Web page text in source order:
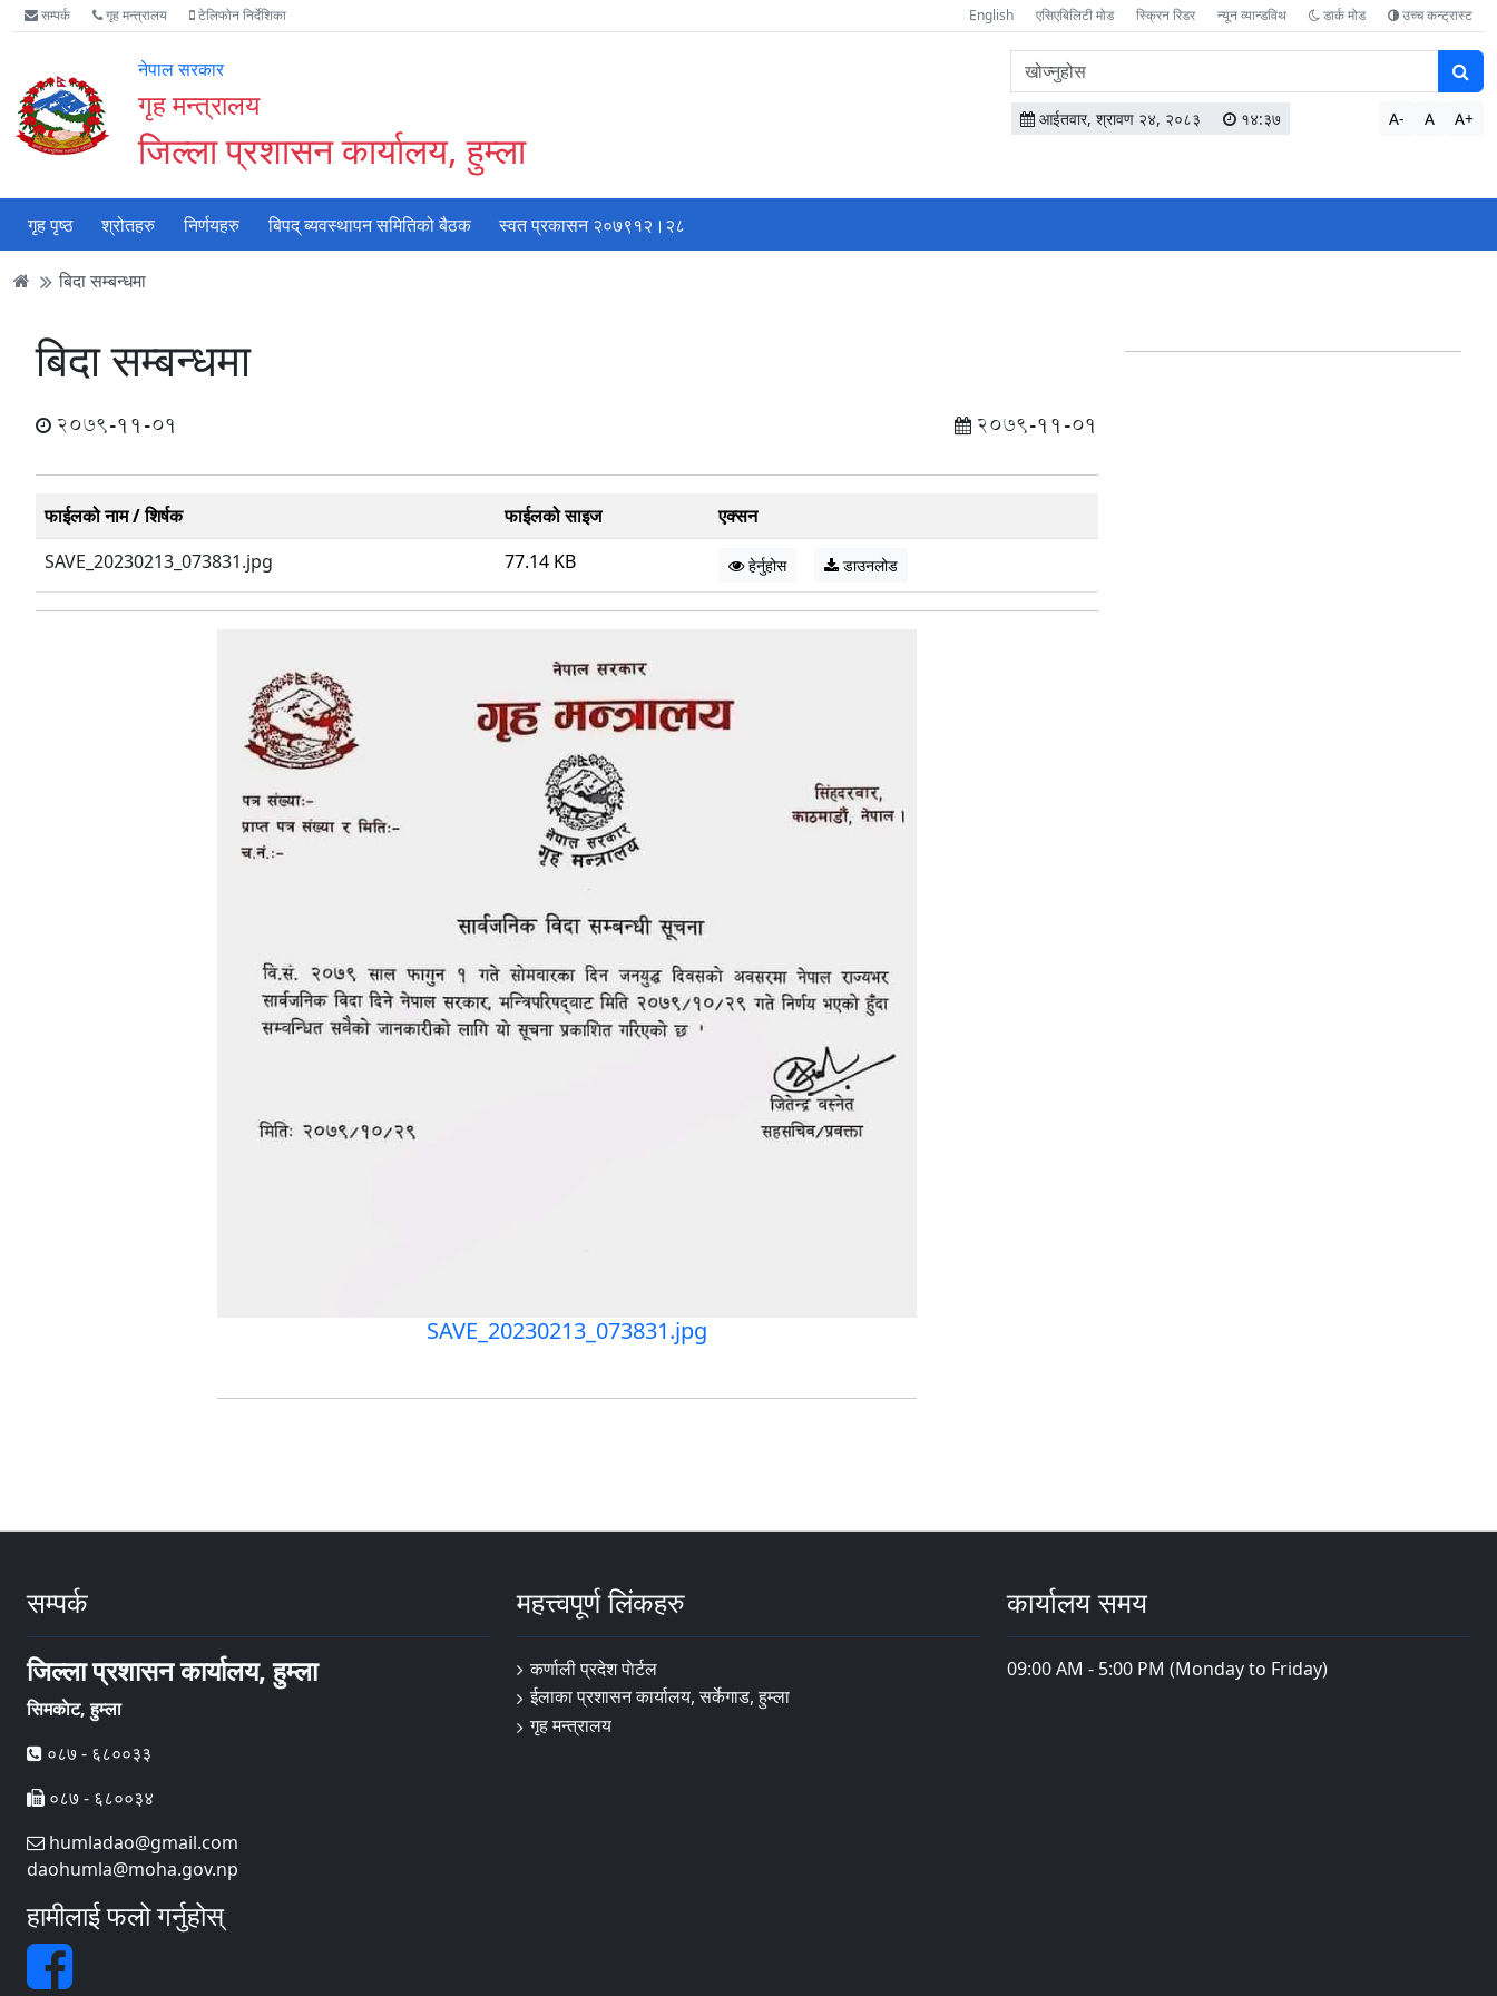
Accessibility
Mode
गर्नुहोस्
मुख्य
सामाग्री
मुख्य
नेभिगेसन
वेबसाइट
खोजमा
सम्पर्क गृह मन्त्रालय टेलिफोन निर्देशिका English एसिएबिलिटी मोड स्क्रिन रिडर न्यून व्यान्डविथ डार्क मोड उच्च कन्ट्रास्ट
नेपाल सरकार
गृह मन्त्रालय
जिल्ला प्रशासन कार्यालय, हुम्ला
वेबसाइटमा
सामग्री
खोज्नुहोस
आईतवार, श्रावण २४, २०८३ १४:३७ A- A A+
गृह पृष्ठ श्रोतहरु निर्णयहरु बिपद् ब्यवस्थापन समितिको बैठक स्वत प्रकासन २०७९१२।२८
बिदा सम्बन्धमा
बिदा सम्बन्धमा
2079-11-01 2079-11-01
फाईलको नाम / शिर्षक फाईलको साइज
एक्सन
SAVE_20230213_073831.jpg
77.14 KB हेर्नुहोस डाउनलोड
SAVE_20230213_073831.jpg
सम्पर्क
जिल्ला प्रशासन कार्यालय, हुम्ला
सिमकाेट, हुम्ला
०८७ - ६८००३३
०८७ - ६८००३४
humladao@gmail.com
daohumla@moha.gov.np
हामीलाई फलो गर्नुहोस्
महत्त्वपूर्ण लिंकहरु
कर्णाली प्रदेश पाेर्टल
ईलाका प्रशासन कार्यालय, सर्केगाड, हुम्ला
गृह मन्त्रालय
कार्यालय समय
09:00 AM - 5:00 PM (Monday to Friday)